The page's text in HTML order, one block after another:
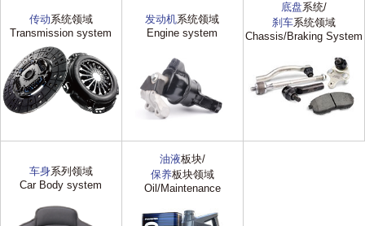
传动系统领域
Transmission system
发动机系统领域
Engine system
底盘系统/
刹车系统领域
Chassis/Braking System
车身系列领域
Car Body system
油液板块/
保养板块领域
Oil/Maintenance